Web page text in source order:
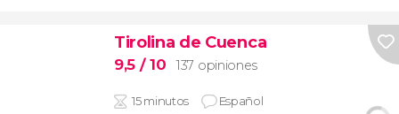
Tirolina de Cuenca
9,5 / 10 137 opiniones
15 minutos Español